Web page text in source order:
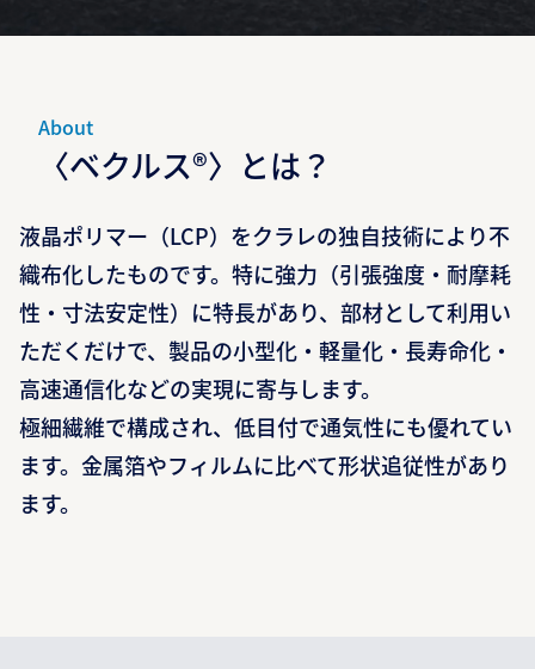
About
〈ベクルス®〉とは？
液晶ポリマー（LCP）をクラレの独自技術により不
織布化したものです。特に強力（引張強度・耐摩耗
性・寸法安定性）に特長があり、部材として利用い
ただくだけで、製品の小型化・軽量化・長寿命化・
高速通信化などの実現に寄与します。
極細繊維で構成され、低目付で通気性にも優れてい
ます。金属箔やフィルムに比べて形状追従性があり
ます。